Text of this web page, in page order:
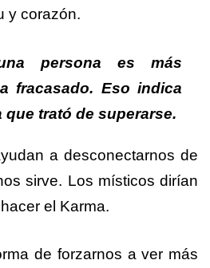
y corazón.
persona es más
fracasado. Eso indica
que trató de superarse.
a desconectarnos de
sirve. Los místicos dirían
el Karma.
de forzarnos a ver más